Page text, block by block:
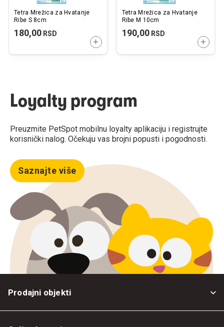
Tetra Mrežica za Hvatanje
Ribe S 8cm
180,00 RSD
DODAJTE U KORPU
Tetra Mrežica za Hvatanje
Ribe M 10cm
190,00RSD
Loyalty program
Preuzmite PetSpot mobilnu loyalty aplikaciju i registrujte
korisnički nalog. Očekuju vas brojni popusti i pogodnosti.
Saznajte više
Prodajni objekti